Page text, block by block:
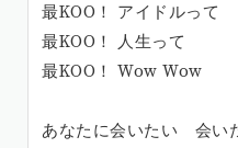
最KOO！ アイドルって
最KOO！ 人生って
最KOO！ Wow Wow
あなたに会いたい 会い